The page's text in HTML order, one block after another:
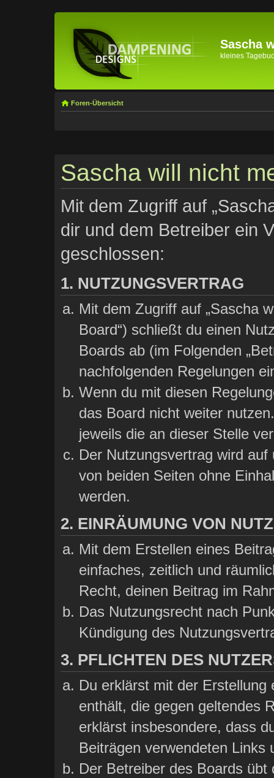
Sascha
kleines
Foren-Übersicht
Sascha will nicht
Mit dem Zugriff auf
dir und dem Betreiber ein
geschlossen:
1. NUTZUNGSVERTRAG
Mit dem Zugriff auf „Sascha
Board“) schließt du einen
Boards ab (im Folgenden
nachfolgenden Regelungen
Wenn du mit diesen
das Board nicht weiter
jeweils die an dieser Stelle
Der Nutzungsvertrag wird
von beiden Seiten ohne
werden.
2. EINRÄUMUNG VON
Mit dem Erstellen eines
einfaches, zeitlich und
Recht, deinen Beitrag im
Das Nutzungsrecht nach
Kündigung des
3. PFLICHTEN DES
Du erklärst mit der
enthält, die gegen geltendes
erklärst insbesondere, dass
Beiträgen verwendeten Links
Der Betreiber des Boards